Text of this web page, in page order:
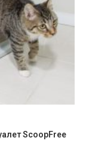
ScoopFree